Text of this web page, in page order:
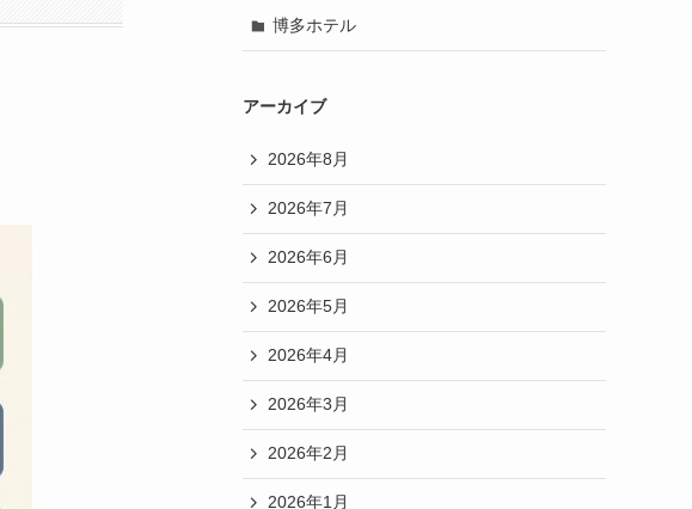
博多ホテル
アーカイブ
2026年8月
2026年7月
2026年6月
2026年5月
2026年4月
2026年3月
2026年2月
2026年1月